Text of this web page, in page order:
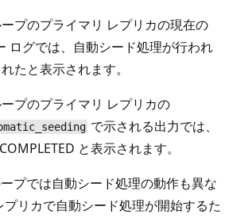
プのプライマリ レプリカの現在の
ログでは、自動シード処理が行われ
たと表示されます。
プのプライマリ レプリカの
で示される出力では、
と表示されます。
プでは自動シード処理の動作も異な
プリカで自動シード処理が開始するた